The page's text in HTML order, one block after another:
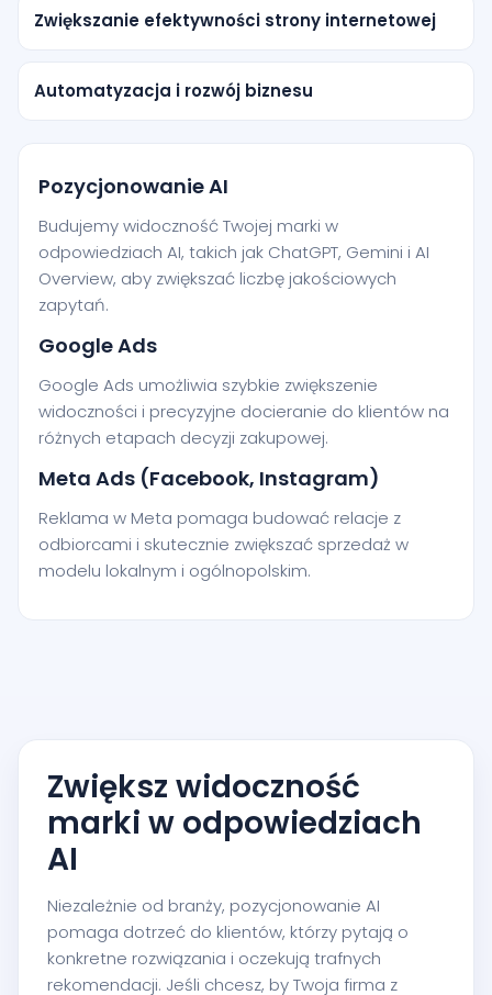
Zwiększanie efektywności strony internetowej
Automatyzacja i rozwój biznesu
Pozycjonowanie AI
Budujemy widoczność Twojej marki w
odpowiedziach AI, takich jak ChatGPT, Gemini i AI
Overview, aby zwiększać liczbę jakościowych
zapytań.
Google Ads
Google Ads umożliwia szybkie zwiększenie
widoczności i precyzyjne docieranie do klientów na
różnych etapach decyzji zakupowej.
Meta Ads (Facebook, Instagram)
Reklama w Meta pomaga budować relacje z
odbiorcami i skutecznie zwiększać sprzedaż w
modelu lokalnym i ogólnopolskim.
Zwiększ widoczność
marki w odpowiedziach
AI
Niezależnie od branży, pozycjonowanie AI
pomaga dotrzeć do klientów, którzy pytają o
konkretne rozwiązania i oczekują trafnych
rekomendacji. Jeśli chcesz, by Twoja firma z